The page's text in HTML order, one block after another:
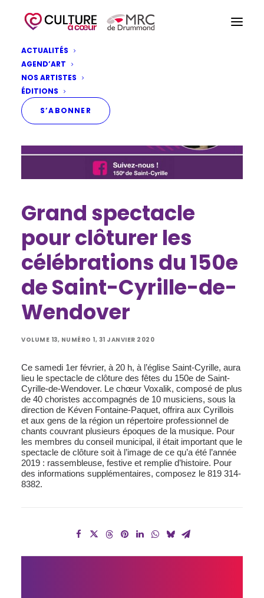
ACTUALITÉS
AGEND’ART
NOS ARTISTES
ÉDITIONS
S’ABONNER
Grand spectacle
pour clôturer les
célébrations du 150e
de Saint-Cyrille-de-
Wendover
VOLUME 13, NUMÉRO 1, 31 JANVIER 2020
Ce samedi 1er février, à 20 h, à l’église Saint-Cyrille, aura
lieu le spectacle de clôture des fêtes du 150e de Saint-
Cyrille-de-Wendover. Le chœur Voxalik, composé de plus
de 40 choristes accompagnés de 10 musiciens, sous la
direction de Kéven Fontaine-Paquet, offrira aux Cyrillois
et aux gens de la région un répertoire professionnel de
chants couvrant plusieurs époques de la musique. Pour
les membres du conseil municipal, il était important que le
spectacle de clôture soit à l’image de ce qu’a été l’année
2019 : rassembleuse, festive et remplie d’histoire. Pour
des informations supplémentaires, composez le 819 314-
8382.